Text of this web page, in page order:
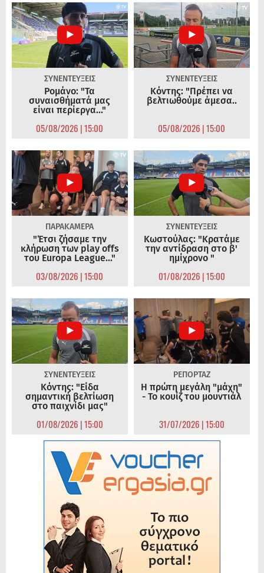
ΣΥΝΕΝΤΕΥΞΕΙΣ
Ρομάνο: "Τα
συναισθήματά μας
είναι περίεργα..."
05/08/2026 | 15:00
ΣΥΝΕΝΤΕΥΞΕΙΣ
Κόντης: "Πρέπει να
βελτιωθούμε άμεσα..
05/08/2026 | 15:00
ΠΑΡΑΚΑΜΕΡΑ
"Έτσι ζήσαμε την
κλήρωση των play offs
του Europa League..."
03/08/2026 | 15:00
ΣΥΝΕΝΤΕΥΞΕΙΣ
Κωστούλας: "Κρατάμε
την αντίδραση στο β'
ημίχρονο "
01/08/2026 | 15:00
ΣΥΝΕΝΤΕΥΞΕΙΣ
Κόντης: "Είδα
σημαντική βελτίωση
στο παιχνίδι μας"
01/08/2026 | 15:00
ΡΕΠΟΡΤΑΖ
Η πρώτη μεγάλη "μάχη"
- Το κουίζ του μουντιάλ
31/07/2026 | 15:00